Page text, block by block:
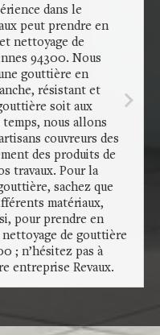
dans le
peut prendre en
nettoyage de
94300. Nous
gouttière en
résistant et
soit aux
nous allons
couvreurs des
des produits de
travaux. Pour la
sachez que
matériaux,
pour prendre en
de gouttière
; n’hésitez pas à
entreprise Revaux.